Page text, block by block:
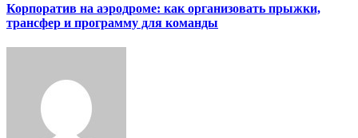
Корпоратив на аэродроме: как организовать прыжки,
трансфер и программу для команды